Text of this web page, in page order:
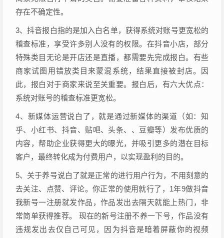
存在不确定性。
3、抖音报白指的是加入白名单，获得系统对账号更宽松的
稽查标准，享受许多别人没有的权限。在抖音小店，部分
特殊类目无论是开店还是直播，都需要先完成报白。有些
商家试图用错放类目来蒙混系统，结果直接被封店。因
此，报白对于商家来说至关重要。报白后，有六大优点：
系统对账号的稽查标准更宽松。
4、新媒体运营说白了，就是通过新媒体的渠道（如：知
乎、小红书、抖音、贴吧、头条、、豆瓣等）发布优质的
内容，帮助企业获得更大的曝光，并吸引更多的潜在目标
客户，最终转化成为付费用户，以实现盈利的目的。
5、关于养号说白了就是正常的进行用户行为，不用刻意的
去关注、点赞、评论。你正常的使用就行了，1年9做抖音
我新号一注册就发作品，作品发出去隔天就能上热门，非
常简单获得推荐。 现在的新号注册不养一下号，作品没有
违规发出去仅自己可见，因为抖音是暗着屏蔽你的视频